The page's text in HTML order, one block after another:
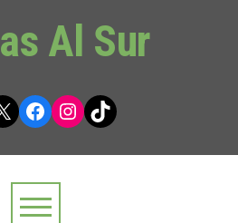
Al Sur
Facebook
Instagram
TikTok